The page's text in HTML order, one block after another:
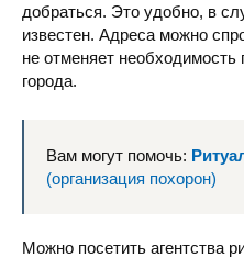
добраться. Это удобно, в
известен. Адреса можно
не отменяет
города.
Вам могут помочь:
(организация похорон)
Можно посетить агентства